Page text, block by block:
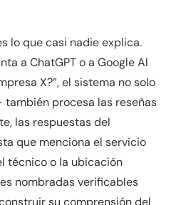
lo que casi nadie explica.
a ChatGPT o a Google AI
X?”, el sistema no solo
procesa las reseñas
las respuestas del
que menciona el servicio
técnico o la ubicación
nombradas verificables
su comprensión del